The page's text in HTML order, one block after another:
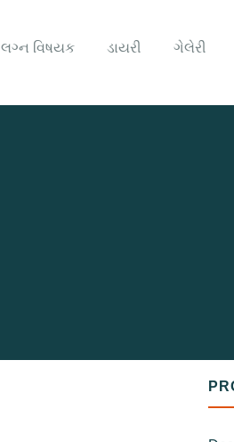
લગ્ન વિષયક ડાયરી ગેલેરી